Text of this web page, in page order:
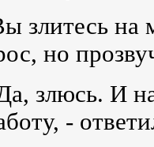
злитесь на
но
злюсь. И на
-